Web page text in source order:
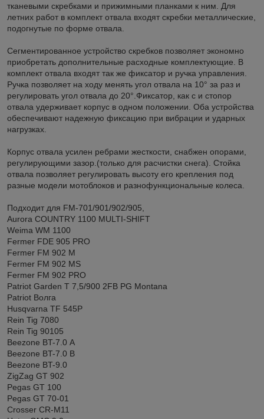
тканевыми скребками и прижимными планками к ним. Для
летних работ в комплект отвала входят скребки металлические,
подогнутые по форме отвала.
Сегментированное устройство скребков позволяет экономно
приобретать дополнительные расходные комплектующие. В
комплект отвала входят так же фиксатор и ручка управления.
Ручка позволяет на ходу менять угол отвала на 10° за раз и
регулировать угол отвала до 20°.Фиксатор, как с и стопор
отвала удерживает корпус в одном положении. Оба устройства
обеспечивают надежную фиксацию при вибрации и ударных
нагрузках.
Корпус отвала усилен ребрами жесткости, снабжен опорами,
регулирующими зазор.(только для расчистки снега). Стойка
отвала позволяет регулировать высоту его крепления под
разные модели мотоблоков и разнофункциональные колеса.
Подходит для FM-701/901/902/905,
Aurora COUNTRY 1100 MULTI-SHIFT
Weima WM 1100
Fermer FDE 905 PRO
Fermer FM 902 M
Fermer FM 902 MS
Fermer FM 902 PRO
Patriot Garden T 7,5/900 2FB PG Montana
Patriot Волга
Husqvarna TF 545P
Rein Tig 7080
Rein Tig 90105
Beezone BT-7.0 А
Beezone BT-7.0 В
Beezone BT-9.0
ZigZag GT 902
Pegas GT 100
Pegas GT 70-01
Crosser CR-M11